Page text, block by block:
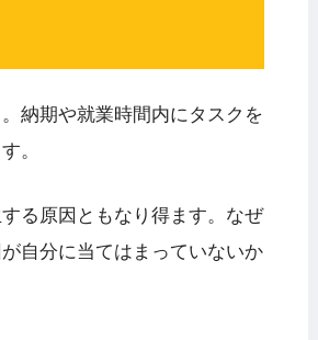
納期や就業時間内にタスクを
。
る原因ともなり得ます。なぜ
自分に当てはまっていないか